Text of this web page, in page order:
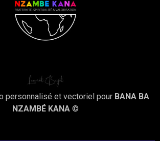
personnalisé et vectoriel pour BANA BA
NZAMBÉ KANA ©